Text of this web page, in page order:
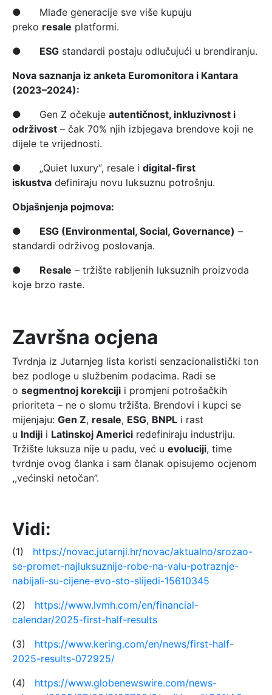
● Mlađe generacije sve više kupuju
preko resale platformi.
● ESG standardi postaju odlučujući u brendiranju.
Nova saznanja iz anketa Euromonitora i Kantara
(2023–2024):
● Gen Z očekuje autentičnost, inkluzivnost i
održivost – čak 70% njih izbjegava brendove koji ne
dijele te vrijednosti.
● „Quiet luxury“, resale i digital-first
iskustva definiraju novu luksuznu potrošnju.
Objašnjenja pojmova:
● ESG (Environmental, Social, Governance) –
standardi održivog poslovanja.
● Resale – tržište rabljenih luksuznih proizvoda
koje brzo raste.
Završna ocjena
Tvrdnja iz Jutarnjeg lista koristi senzacionalistički ton
bez podloge u službenim podacima. Radi se
o segmentnoj korekciji i promjeni potrošačkih
prioriteta – ne o slomu tržišta. Brendovi i kupci se
mijenjaju: Gen Z, resale, ESG, BNPL i rast
u Indiji i Latinskoj Americi redefiniraju industriju.
Tržište luksuza nije u padu, već u evoluciji, time
tvrdnje ovog članka i sam članak opisujemo ocjenom
,,većinski netočan”.
Vidi:
(1) https://novac.jutarnji.hr/novac/aktualno/srozao-
se-promet-najluksuznije-robe-na-valu-potraznje-
nabijali-su-cijene-evo-sto-slijedi-15610345
(2) https://www.lvmh.com/en/financial-
calendar/2025-first-half-results
(3) https://www.kering.com/en/news/first-half-
2025-results-072925/
(4) https://www.globenewswire.com/news-